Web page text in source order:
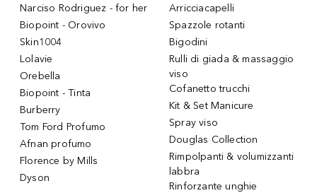
Narciso Rodriguez - for her
Biopoint - Orovivo
Skin1004
Lolavie
Orebella
Biopoint - Tinta
Burberry
Tom Ford Profumo
Afnan profumo
Florence by Mills
Dyson
Arricciacapelli
Spazzole rotanti
Bigodini
Rulli di giada & massaggio
viso
Cofanetto trucchi
Kit & Set Manicure
Spray viso
Douglas Collection
Rimpolpanti & volumizzanti
labbra
Rinforzante unghie